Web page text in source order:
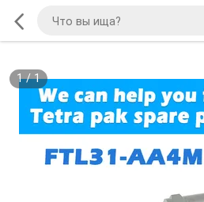
1/1